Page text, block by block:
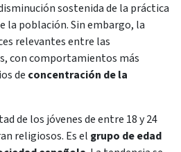
sostenida de la práctica
la población. Sin embargo, la
relevantes entre las
con comportamientos más
de concentración de la
de los jóvenes de entre 18 y 24
religiosos. Es el grupo de edad